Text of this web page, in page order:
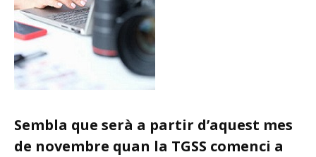
Sembla que serà a partir d’aquest mes
de novembre quan la TGSS comenci a